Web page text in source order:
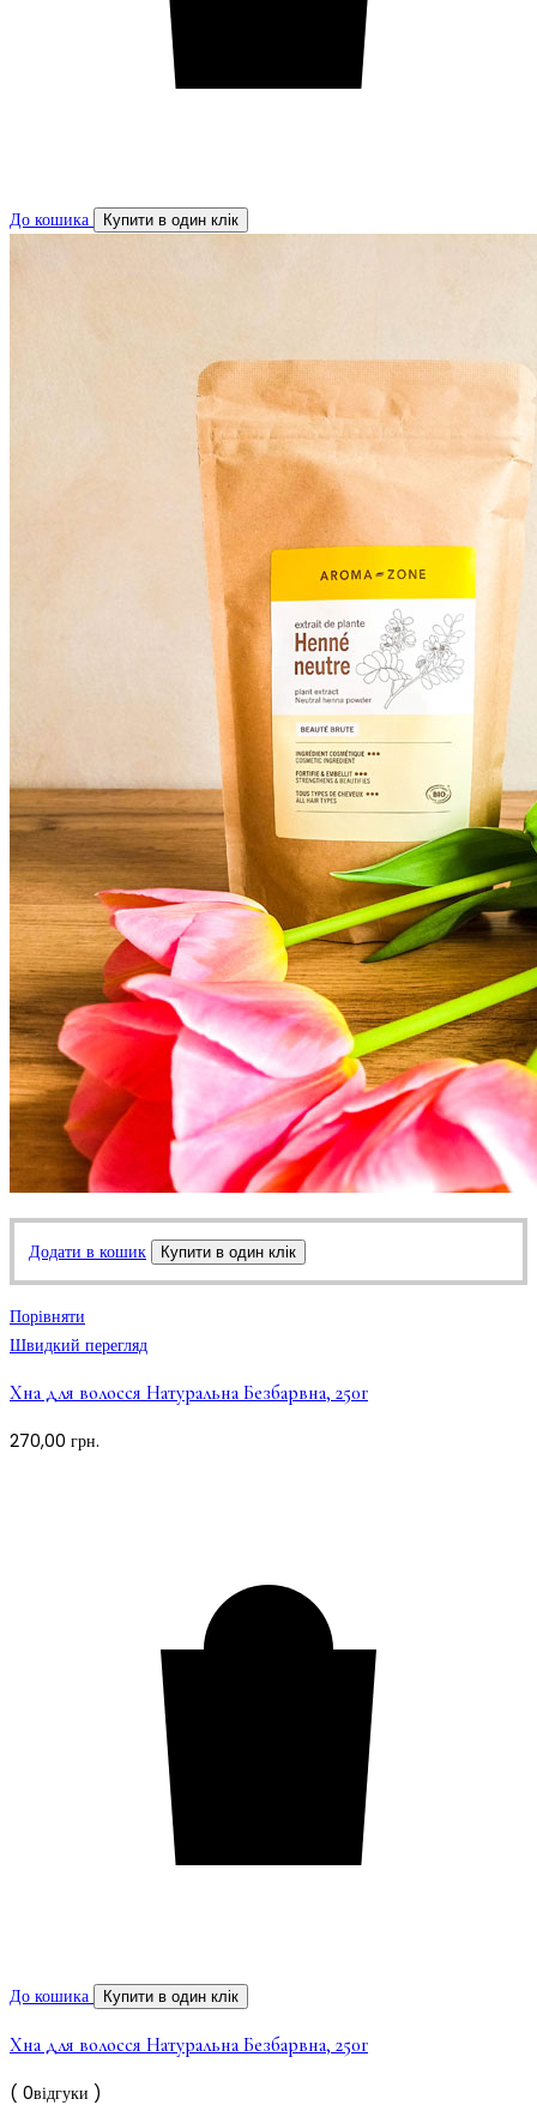
До кошика Купити в один клік
Додати в кошик Купити в один клік
Порівняти
Швидкий перегляд
Хна для волосся Натуральна Безбарвна, 250г
270,00 грн.
До кошика Купити в один клік
Хна для волосся Натуральна Безбарвна, 250г
( 0відгуки )